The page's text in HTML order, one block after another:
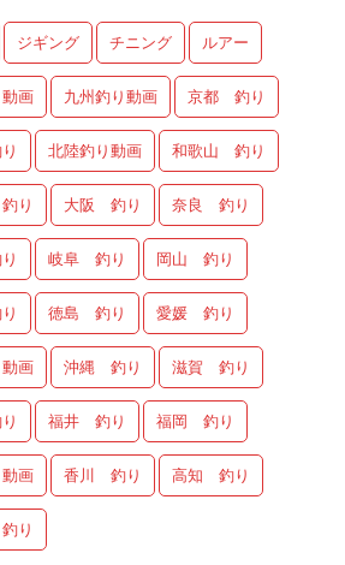
ジギング チニング ルアー
画 九州釣り動画 京都 釣り
北陸釣り動画 和歌山 釣り
り 大阪 釣り 奈良 釣り
岐阜 釣り 岡山 釣り
徳島 釣り 愛媛 釣り
画 沖縄 釣り 滋賀 釣り
福井 釣り 福岡 釣り
画 香川 釣り 高知 釣り
り